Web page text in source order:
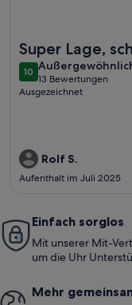
Super Lage,
1010 von 10
13 Bewertungen
(13
bewertungen)
Ausgezeichnet
Rolf S.
Aufenthalt im Juli 2025
Einfach sorglos
Mit unserer Mit-
um die Uhr
Mehr